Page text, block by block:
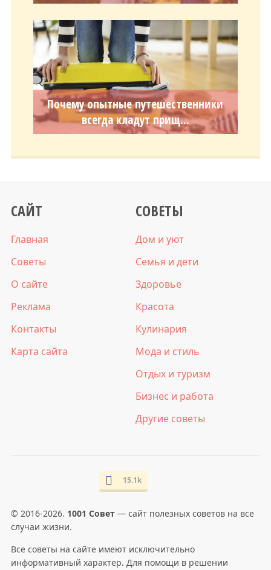
Почему опытные путешественники
всегда кладут прищ...
САЙТ
Главная
Советы
О сайте
Реклама
Контакты
Карта сайта
СОВЕТЫ
Дом и уют
Семья и дети
Здоровье
Красота
Кулинария
Мода и стиль
Отдых и туризм
Бизнес и работа
Другие советы
15.1k
© 2016-2026. 1001 Совет— сайт полезных советов на все
случаи жизни.
Все советы на сайте имеют исключительно
информативный характер. Для помощи в решении